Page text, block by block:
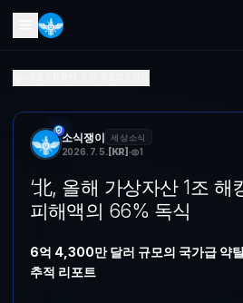
소식쟁이 세상소식
2026. 7. 5. [KR] 1
‘北, 올해 가상자산 1조 해
피해액의 66% 독식
6억 4,300만 달러 규모의 국가급 약
추적 리포트